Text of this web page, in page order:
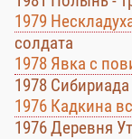
1979
солдата
1978 Явка с
1978 Сибириада
1976 Кадкина
1976 Деревня